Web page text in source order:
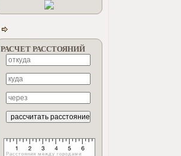
РАСЧЕТ РАССТОЯНИЙ
Расстояния между городами